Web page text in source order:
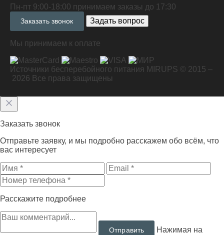
Пн-пт 9:00-18:00 принимаем заказы до 17:30
Заказать звонок Задать вопрос
Мы принимаем к оплате
Источники бесперебойного питания MIRUPS © 2015 –
2026 Все права защищены
Заказать звонок
Отправьте заявку, и мы подробно расскажем обо всём, что
вас интересует
Расскажите подробнее
Нажимая на